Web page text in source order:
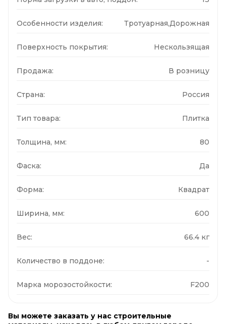
Особенности изделия: Тротуарная,Дорожная
Поверхность покрытия: Нескользящая
Продажа: В розницу
Страна: Россия
Тип товара: Плитка
Толщина, мм: 80
Фаска: Да
Форма: Квадрат
Ширина, мм: 600
Вес: 66.4 кг
Количество в поддоне: -
Марка морозостойкости: F200
Вы можете заказать у нас строительные